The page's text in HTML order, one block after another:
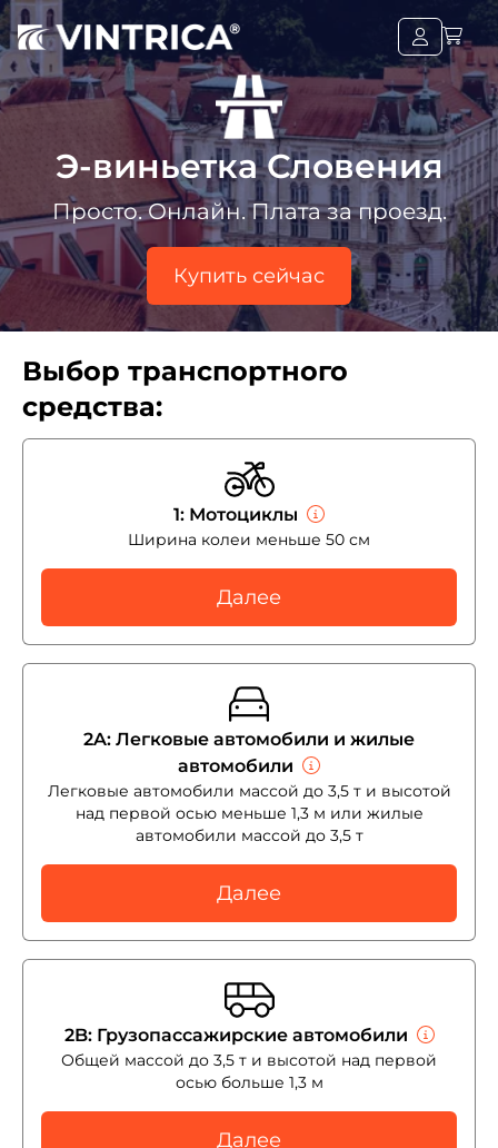
Э-виньетка Словения
Просто. Онлайн. Плата за проезд.
Купить сейчас
Выбор транспортного
средства:
1: Мотоциклы
Ширина колеи меньше 50 см
Далее
2A: Легковые автомобили и жилые
автомобили
Легковые автомобили массой до 3,5 т и высотой
над первой осью меньше 1,3 м или жилые
автомобили массой до 3,5 т
Далее
2B: Грузопассажирские автомобили
Общей массой до 3,5 т и высотой над первой
осью больше 1,3 м
Далее